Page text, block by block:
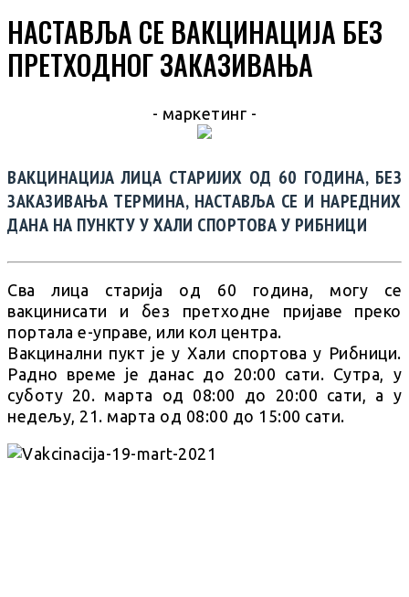
НАСТАВЉА СЕ ВАКЦИНАЦИЈА БЕЗ
ПРЕТХОДНОГ ЗАКАЗИВАЊА
- маркетинг -
ВАКЦИНАЦИЈА ЛИЦА СТАРИЈИХ ОД 60 ГОДИНА, БЕЗ
ЗАКАЗИВАЊА ТЕРМИНА, НАСТАВЉА СЕ И НАРЕДНИХ
ДАНА НА ПУНКТУ У ХАЛИ СПОРТОВА У РИБНИЦИ
Сва лица старија од 60 година, могу се
вакцинисати и без претходне пријаве преко
портала е-управе, или кол центра.
Вакцинални пукт је у Хали спортова у Рибници.
Радно време је данас до 20:00 сати. Сутра, у
суботу 20. марта од 08:00 до 20:00 сати, а у
недељу, 21. марта од 08:00 до 15:00 сати.